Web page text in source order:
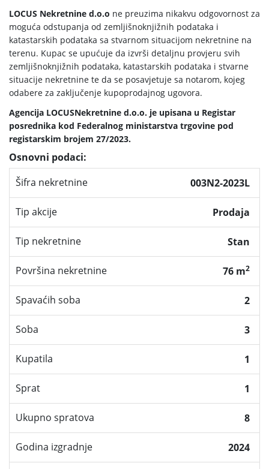
LOCUS Nekretnine d.o.o ne preuzima nikakvu odgovornost za
moguća odstupanja od zemljišnoknjižnih podataka i
katastarskih podataka sa stvarnom situacijom nekretnine na
terenu. Kupac se upućuje da izvrši detaljnu provjeru svih
zemljišnoknjižnih podataka, katastarskih podataka i stvarne
situacije nekretnine te da se posavjetuje sa notarom, kojeg
odabere za zaključenje kupoprodajnog ugovora.
Agencija LOCUSNekretnine d.o.o. je upisana u Registar
posrednika kod Federalnog ministarstva trgovine pod
registarskim brojem 27/2023.
Osnovni podaci:
Šifra nekretnine
003N2-2023L
Tip akcije Prodaja
Tip nekretnine Stan
Površina nekretnine 76 m2
Spavaćih soba 2
Soba 3
Kupatila 1
Sprat 1
Ukupno spratova 8
Godina izgradnje 2024